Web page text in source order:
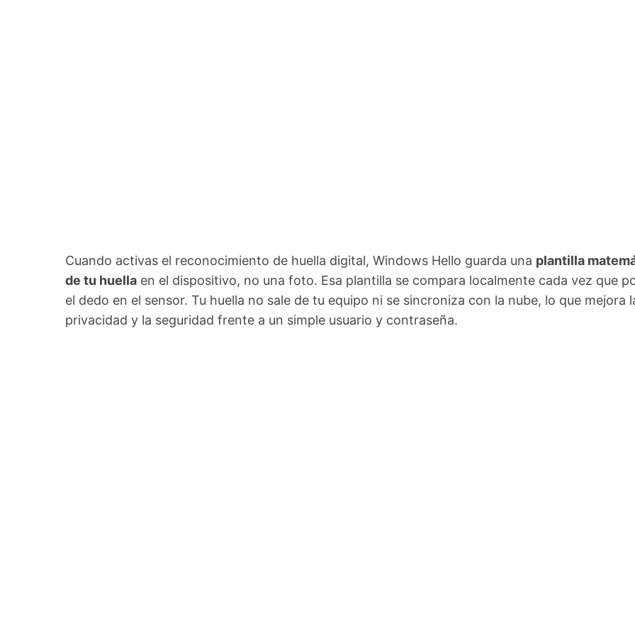
Cuando activas el reconocimiento de huella digital, Windows Hello guarda una plantilla
de tu huella en el dispositivo, no una foto. Esa plantilla se compara localmente cada vez que
el dedo en el sensor. Tu huella no sale de tu equipo ni se sincroniza con la nube, lo que mejora
privacidad y la seguridad frente a un simple usuario y contraseña.